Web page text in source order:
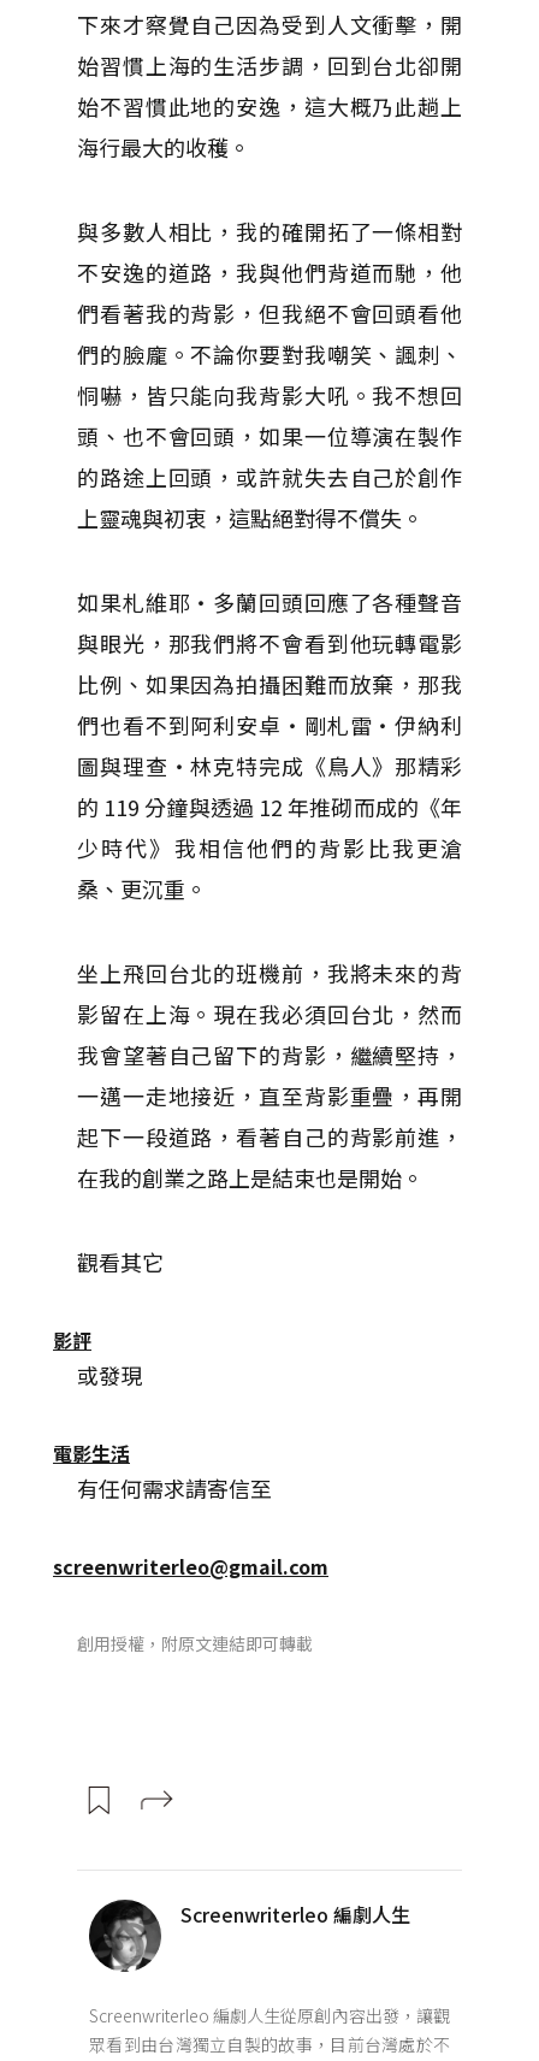
下來才察覺自己因為受到人文衝擊，開
始習慣上海的生活步調，回到台北卻開
始不習慣此地的安逸，這大概乃此趟上
海行最大的收穫。
與多數人相比，我的確開拓了一條相對
不安逸的道路，我與他們背道而馳，他
們看著我的背影，但我絕不會回頭看他
們的臉龐。不論你要對我嘲笑、諷刺、
恫嚇，皆只能向我背影大吼。我不想回
頭、也不會回頭，如果一位導演在製作
的路途上回頭，或許就失去自己於創作
上靈魂與初衷，這點絕對得不償失。
如果札維耶‧多蘭回頭回應了各種聲音
與眼光，那我們將不會看到他玩轉電影
比例、如果因為拍攝困難而放棄，那我
們也看不到阿利安卓‧剛札雷‧伊納利
圖與理查‧林克特完成《鳥人》那精彩
的 119 分鐘與透過 12 年推砌而成的《年
少時代》我相信他們的背影比我更滄
桑、更沉重。
坐上飛回台北的班機前，我將未來的背
影留在上海。現在我必須回台北，然而
我會望著自己留下的背影，繼續堅持，
一邁一走地接近，直至背影重疊，再開
起下一段道路，看著自己的背影前進，
在我的創業之路上是結束也是開始。
觀看其它
影評
或發現
電影生活
有任何需求請寄信至
screenwriterleo@gmail.com
創用授權，附原文連結即可轉載
Screenwriterleo 編劇人生
Screenwriterleo 編劇人生從原創內容出發，讓觀
眾看到由台灣獨立自製的故事，目前台灣處於不